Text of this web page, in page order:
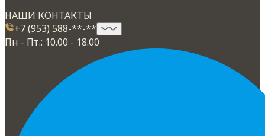
НАШИ КОНТАКТЫ
+7 (953) 588-**-**
Пн - Пт.: 10.00 - 18.00